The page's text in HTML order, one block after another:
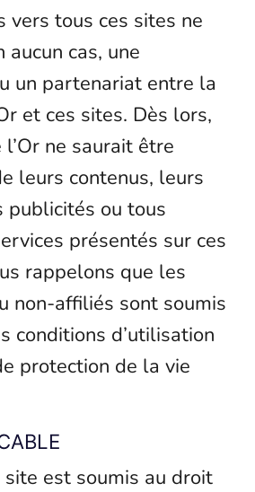
vers tous ces sites ne
cas, une
un partenariat entre la
et ces sites. Dès lors,
ne saurait être
leurs contenus, leurs
publicités ou tous
présentés sur ces
rappelons que les
non-affiliés sont soumis
conditions d’utilisation
protection de la vie
site est soumis au droit